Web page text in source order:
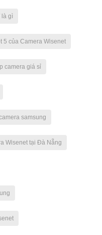
là gì
5 của Camera Wisenet
camera giá sỉ
samsung
Wisenet tại Đà Nẵng